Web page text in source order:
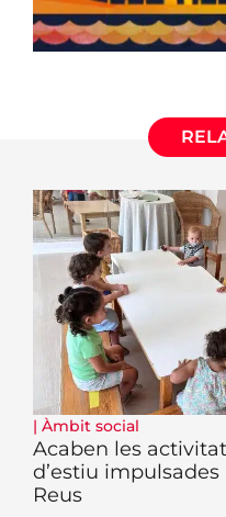
| Àmbit social
Acaben les
d’estiu
Reus